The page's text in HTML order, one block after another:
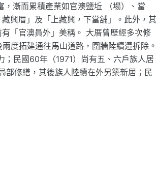
漸而累積產業如官澳鹽坵 （場）、當
興厝」及「上藏興，下當舖」。此外，其
「官澳員外」美稱。 大厝曾歷經多次修
度拓建通往馬山道路，圍牆陸續遭拆除。
民國60年（1971）尚有五、六戶族人居
修繕，其後族人陸續在外另築新居；民